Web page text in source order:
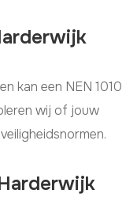
kan een NEN 1010
wij of jouw